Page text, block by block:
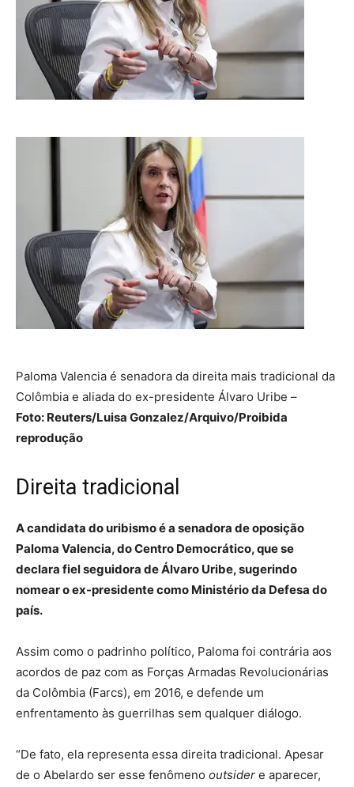
Paloma Valencia é senadora da direita mais tradicional da
Colômbia e aliada do ex-presidente Álvaro Uribe –
Foto: Reuters/Luisa Gonzalez/Arquivo/Proibida
reprodução
Direita tradicional
A candidata do uribismo é a senadora de oposição
Paloma Valencia, do Centro Democrático, que se
declara fiel seguidora de Álvaro Uribe, sugerindo
nomear o ex-presidente como Ministério da Defesa do
país.
Assim como o padrinho político, Paloma foi contrária aos
acordos de paz com as Forças Armadas Revolucionárias
da Colômbia (Farcs), em 2016, e defende um
enfrentamento às guerrilhas sem qualquer diálogo.
“De fato, ela representa essa direita tradicional. Apesar
de o Abelardo ser esse fenômeno outsider e aparecer,